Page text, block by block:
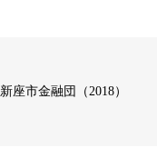
新座市金融団（2018）